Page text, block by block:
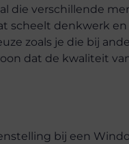
die verschillende
scheelt denkwerk
zoals je die bij
dat de kwaliteit
bij een